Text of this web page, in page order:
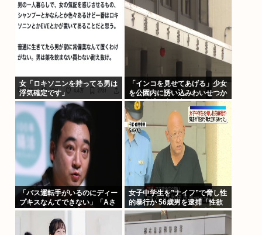
女「ロキソニンを持ってる男は
浮気確定です」
「インコを見せてあげる」少女
を公園内に誘い込みわいせつか
男を逮捕。小学生2人に見せて
触らせる
「バス運転手がいるのにディー
プキスなんてできない」「Aさ
んの供述には矛盾点」元ジャン
ポケ斉藤慎二側が主張した「同
意があった」理由
女子中学生を”ナイフ”で脅し性
的暴行か 56歳男を逮捕「性欲
が抑えきれなかった」 千葉